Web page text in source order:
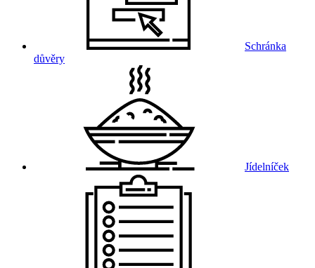
Schránka
důvěry
Jídelníček